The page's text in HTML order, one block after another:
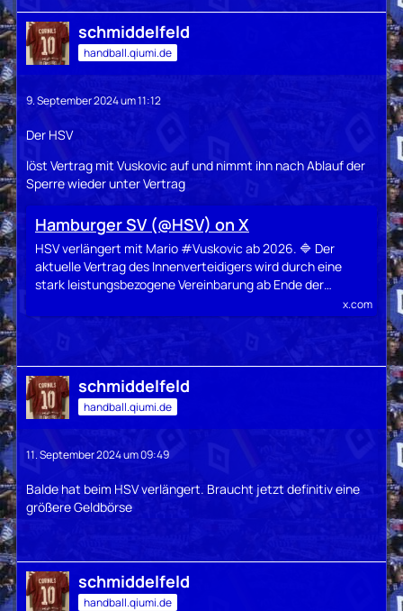
schmiddelfeld
handball.qiumi.de
9. September 2024 um 11:12
Der HSV
löst Vertrag mit Vuskovic auf und nimmt ihn nach Ablauf der
Sperre wieder unter Vertrag
Hamburger SV (@HSV) on X
HSV verlängert mit Mario #Vuskovic ab 2026. 🔷 Der
aktuelle Vertrag des Innenverteidigers wird durch eine
stark leistungsbezogene Vereinbarung ab Ende der…
x.com
schmiddelfeld
handball.qiumi.de
11. September 2024 um 09:49
Balde hat beim HSV verlängert. Braucht jetzt definitiv eine
größere Geldbörse
schmiddelfeld
handball.qiumi.de